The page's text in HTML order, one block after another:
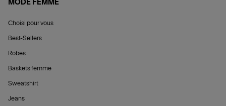
MODE FEMME
Choisi pour vous
Best-Sellers
Robes
Baskets femme
Sweatshirt
Jeans